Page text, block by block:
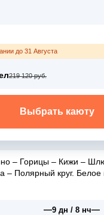
до 31 Августа
219 120 руб.
Выбрать каюту
– Горицы – Кижи –
– Полярный круг.
—9 дн / 8 нч—